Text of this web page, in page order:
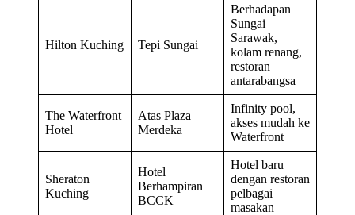
Hilton Kuching Tepi Sungai
Berhadapan
Sungai
Sarawak,
kolam renang,
restoran
antarabangsa
The Waterfront
Hotel
Atas Plaza
Merdeka
Infinity pool,
akses mudah ke
Waterfront
Sheraton
Kuching
Hotel
Berhampiran
BCCK
Hotel baru
dengan restoran
pelbagai
masakan